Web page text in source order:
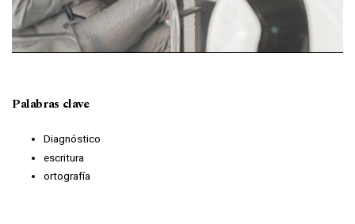
Palabras clave
Diagnóstico
escritura
ortografía